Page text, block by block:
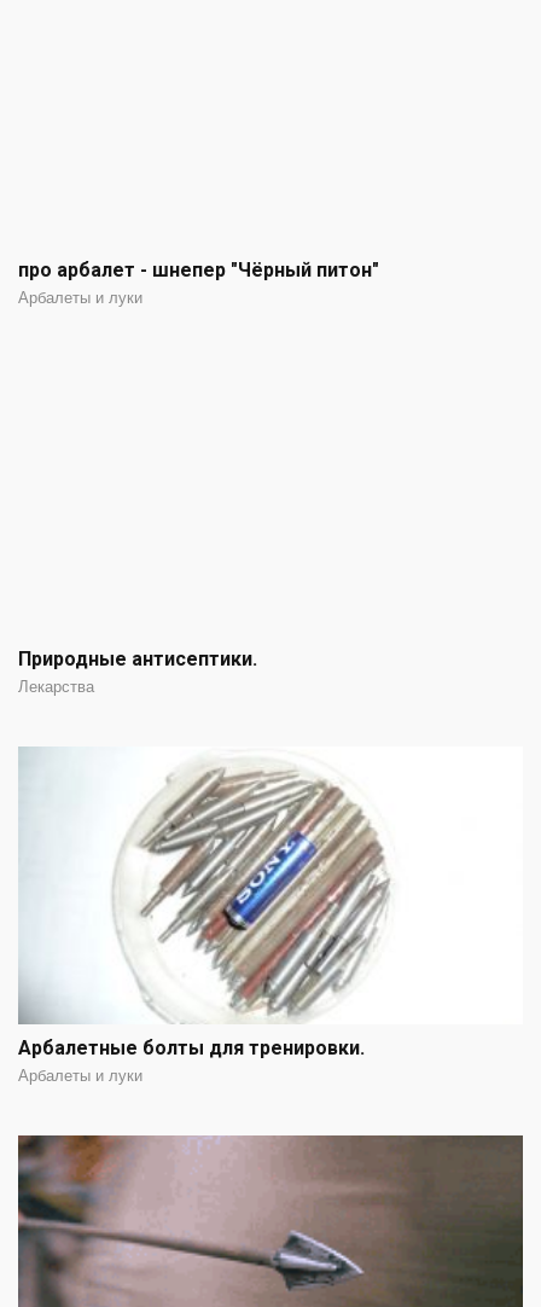
про арбалет - шнепер "Чёрный питон"
Арбалеты и луки
Природные антисептики.
Лекарства
Арбалетные болты для тренировки.
Арбалеты и луки